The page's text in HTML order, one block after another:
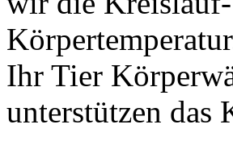
Ihr Tier
unterstützen das